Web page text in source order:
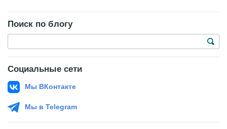
Поиск по блогу
Социальные сети
Мы ВКонтакте
Мы в Telegram